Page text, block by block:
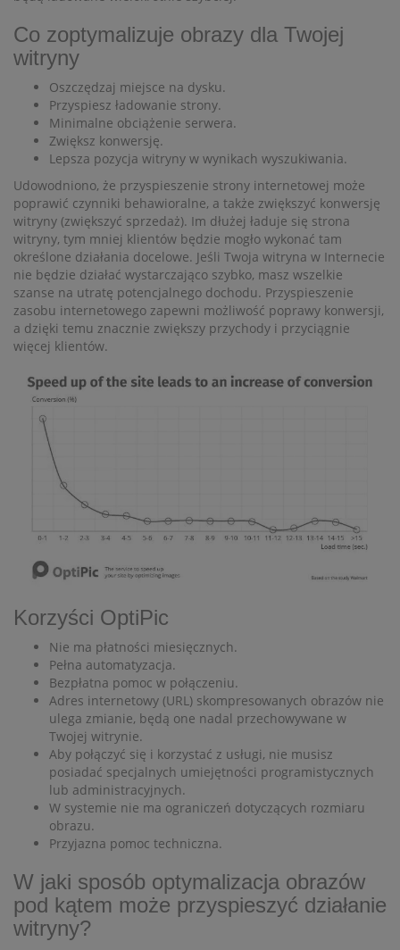
Co zoptymalizuje obrazy dla Twojej
witryny
Oszczędzaj miejsce na dysku.
Przyspiesz ładowanie strony.
Minimalne obciążenie serwera.
Zwiększ konwersję.
Lepsza pozycja witryny w wynikach wyszukiwania.
Udowodniono, że przyspieszenie strony internetowej może
poprawić czynniki behawioralne, a także zwiększyć konwersję
witryny (zwiększyć sprzedaż). Im dłużej ładuje się strona
witryny, tym mniej klientów będzie mogło wykonać tam
określone działania docelowe. Jeśli Twoja witryna w Internecie
nie będzie działać wystarczająco szybko, masz wszelkie
szanse na utratę potencjalnego dochodu. Przyspieszenie
zasobu internetowego zapewni możliwość poprawy konwersji,
a dzięki temu znacznie zwiększy przychody i przyciągnie
więcej klientów.
Korzyści OptiPic
Nie ma płatności miesięcznych.
Pełna automatyzacja.
Bezpłatna pomoc w połączeniu.
Adres internetowy (URL) skompresowanych obrazów nie
ulega zmianie, będą one nadal przechowywane w
Twojej witrynie.
Aby połączyć się i korzystać z usługi, nie musisz
posiadać specjalnych umiejętności programistycznych
lub administracyjnych.
W systemie nie ma ograniczeń dotyczących rozmiaru
obrazu.
Przyjazna pomoc techniczna.
W jaki sposób optymalizacja obrazów
pod kątem może przyspieszyć działanie
witryny?